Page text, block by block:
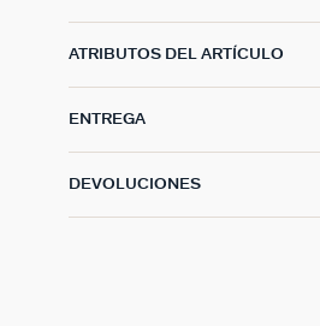
ATRIBUTOS DEL ARTÍCULO
ENTREGA
DEVOLUCIONES